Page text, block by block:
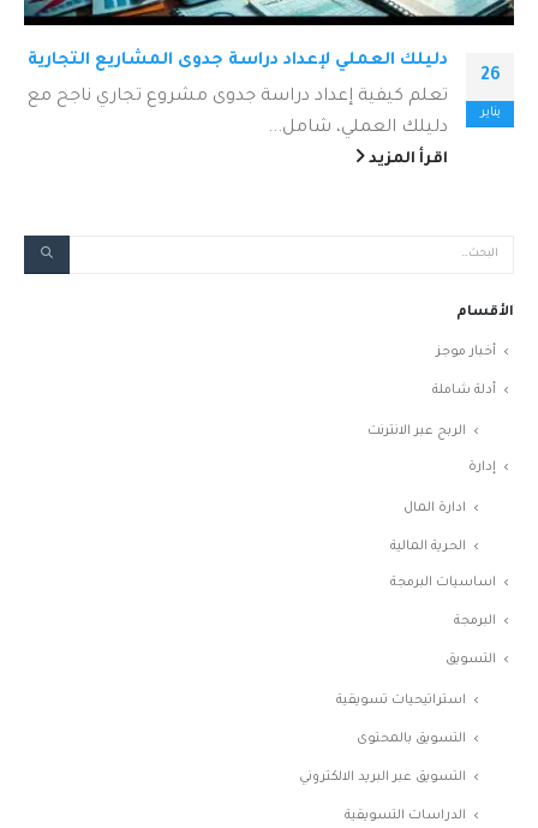
26
يناير
دليلك العملي لإعداد دراسة جدوى المشاريع التجارية
تعلم كيفية إعداد دراسة جدوى مشروع تجاري ناجح مع
دليلك العملي، شامل...
اقرأ المزيد
الأقسام
أخبار موجز
أدلة شاملة
الربح عبر الانترنت
إدارة
ادارة المال
الحرية المالية
اساسيات البرمجة
البرمجة
التسويق
استراتيحيات تسويقية
التسويق بالمحتوى
التسويق عبر البريد الالكتروني
الدراسات التسويقية